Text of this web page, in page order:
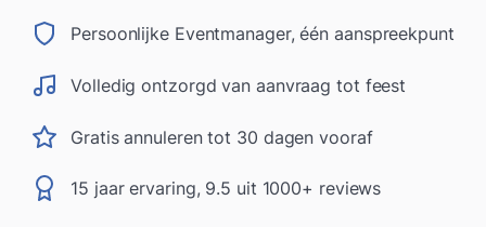
Persoonlijke Eventmanager, één aanspreekpunt
Volledig ontzorgd van aanvraag tot feest
Gratis annuleren tot 30 dagen vooraf
15 jaar ervaring, 9.5 uit 1000+ reviews